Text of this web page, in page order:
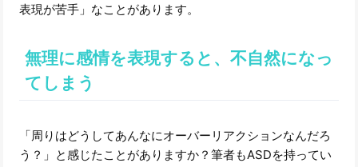
表現が苦手」なことがあります。
無理に感情を表現すると、不自然になっ
てしまう
「周りはどうしてあんなにオーバーリアクションなんだろ
う？」と感じたことがありますか？筆者もASDを持ってい